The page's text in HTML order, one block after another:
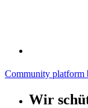
Community platform
Wir